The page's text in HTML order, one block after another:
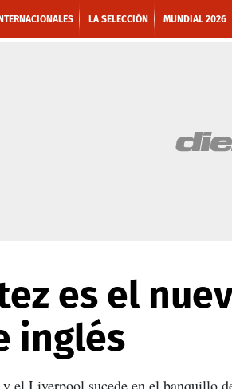
INTERNACIONALES LA SELECCIÓN MUNDIAL 2026
es el
inglés
el Liverpool sucede en el banquillo